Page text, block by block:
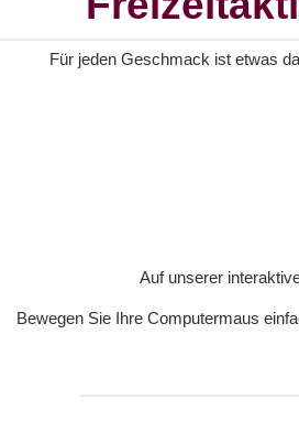
Für jeden Geschmack ist etwas
Auf unserer
Bewegen Sie Ihre Computermaus